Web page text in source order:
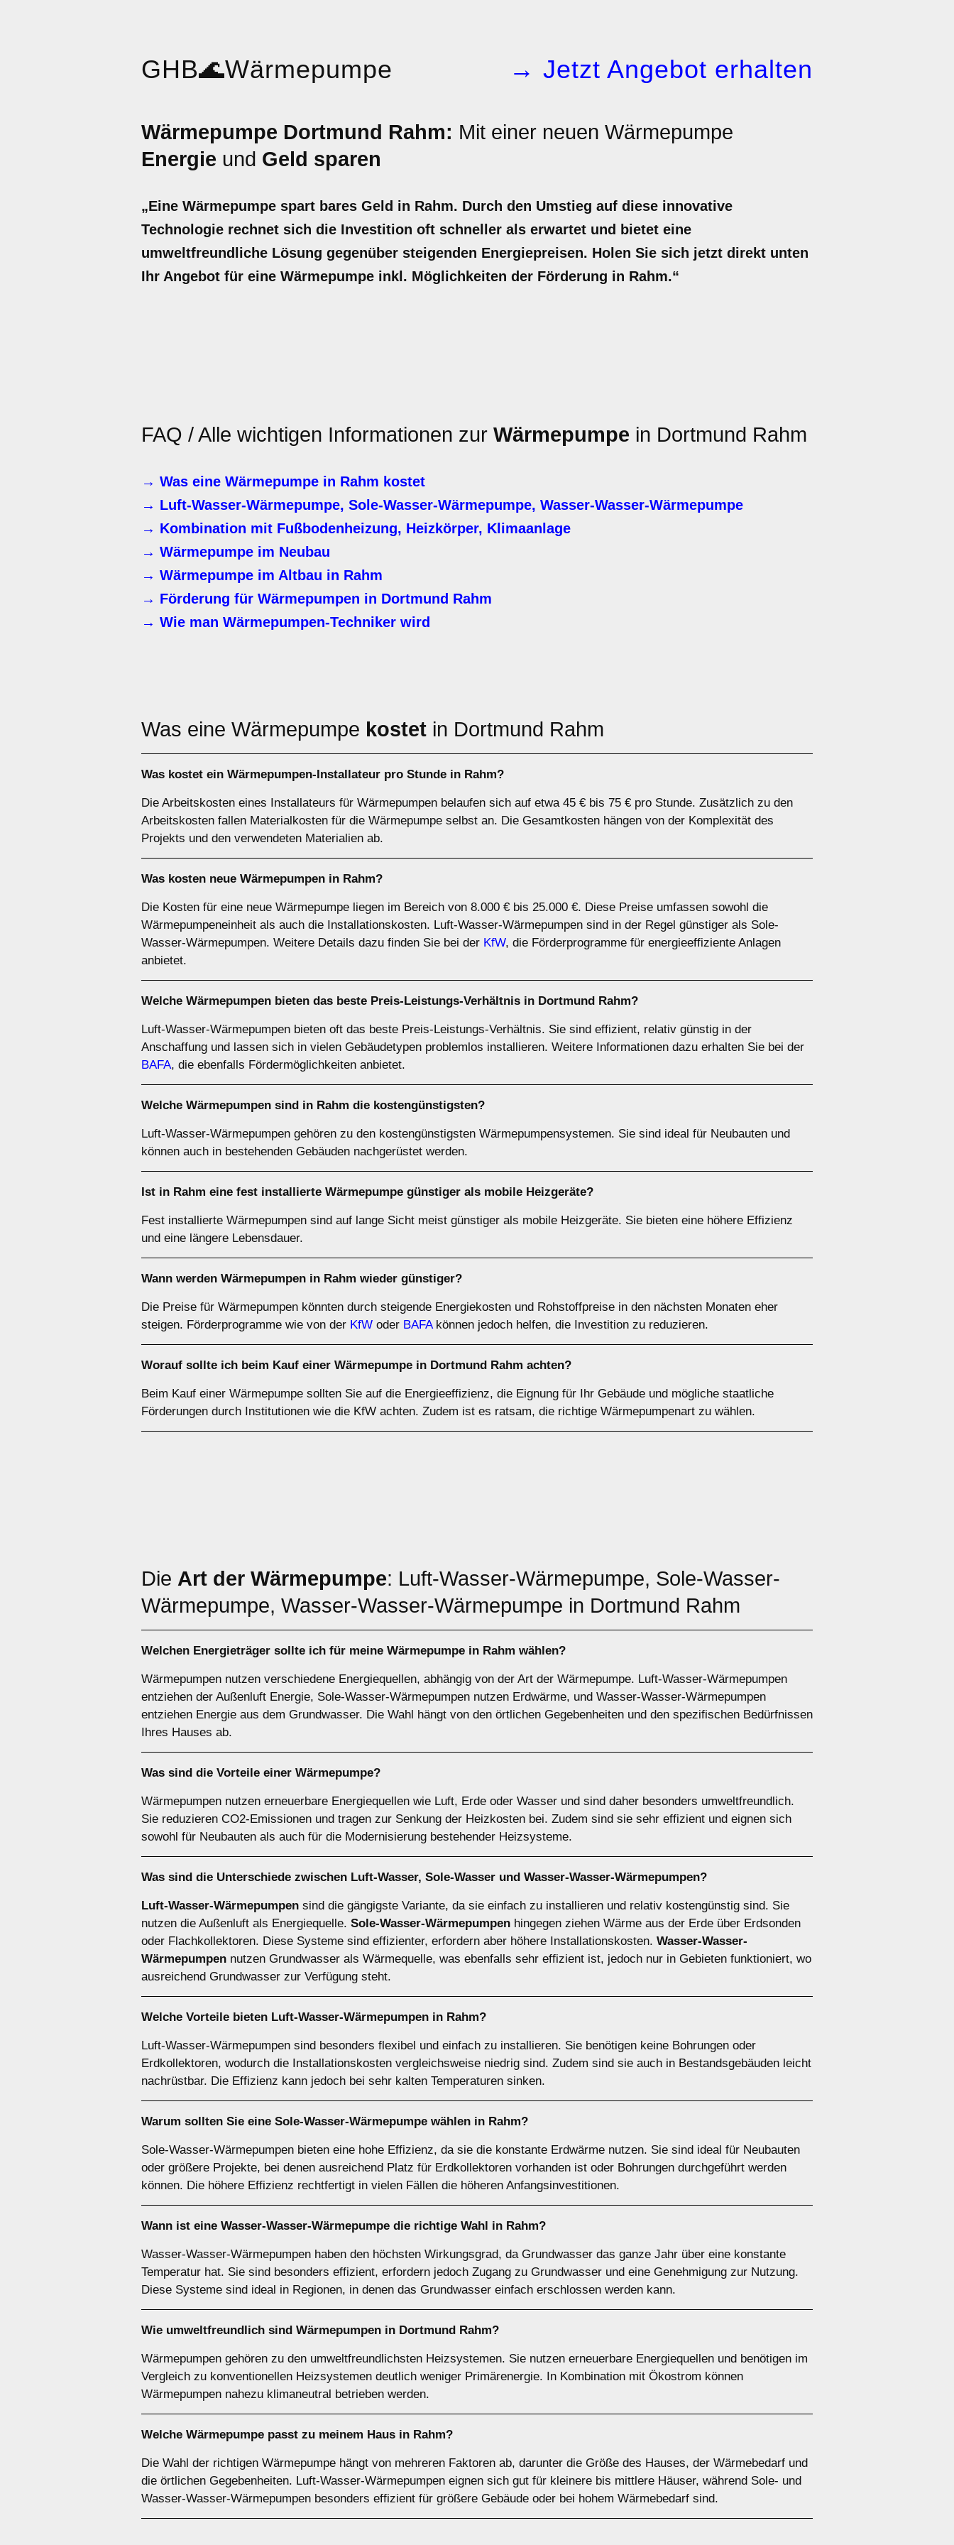
GHB🌊Wärmepumpe → Jetzt Angebot erhalten
Wärmepumpe Dortmund Rahm: Mit einer neuen Wärmepumpe
Energie und Geld sparen
„Eine Wärmepumpe spart bares Geld in Rahm. Durch den Umstieg auf diese innovative
Technologie rechnet sich die Investition oft schneller als erwartet und bietet eine
umweltfreundliche Lösung gegenüber steigenden Energiepreisen. Holen Sie sich jetzt direkt unten
Ihr Angebot für eine Wärmepumpe inkl. Möglichkeiten der Förderung in Rahm.“
FAQ / Alle wichtigen Informationen zur Wärmepumpe in Dortmund Rahm
→ Was eine Wärmepumpe in Rahm kostet
→ Luft-Wasser-Wärmepumpe, Sole-Wasser-Wärmepumpe, Wasser-Wasser-Wärmepumpe
→ Kombination mit Fußbodenheizung, Heizkörper, Klimaanlage
→ Wärmepumpe im Neubau
→ Wärmepumpe im Altbau in Rahm
→ Förderung für Wärmepumpen in Dortmund Rahm
→ Wie man Wärmepumpen-Techniker wird
Was eine Wärmepumpe kostet in Dortmund Rahm
Was kostet ein Wärmepumpen-Installateur pro Stunde in Rahm?
Die Arbeitskosten eines Installateurs für Wärmepumpen belaufen sich auf etwa 45 € bis 75 € pro Stunde. Zusätzlich zu den
Arbeitskosten fallen Materialkosten für die Wärmepumpe selbst an. Die Gesamtkosten hängen von der Komplexität des
Projekts und den verwendeten Materialien ab.
Was kosten neue Wärmepumpen in Rahm?
Die Kosten für eine neue Wärmepumpe liegen im Bereich von 8.000 € bis 25.000 €. Diese Preise umfassen sowohl die
Wärmepumpeneinheit als auch die Installationskosten. Luft-Wasser-Wärmepumpen sind in der Regel günstiger als Sole-
Wasser-Wärmepumpen. Weitere Details dazu finden Sie bei der KfW, die Förderprogramme für energieeffiziente Anlagen
anbietet.
Welche Wärmepumpen bieten das beste Preis-Leistungs-Verhältnis in Dortmund Rahm?
Luft-Wasser-Wärmepumpen bieten oft das beste Preis-Leistungs-Verhältnis. Sie sind effizient, relativ günstig in der
Anschaffung und lassen sich in vielen Gebäudetypen problemlos installieren. Weitere Informationen dazu erhalten Sie bei der
BAFA, die ebenfalls Fördermöglichkeiten anbietet.
Welche Wärmepumpen sind in Rahm die kostengünstigsten?
Luft-Wasser-Wärmepumpen gehören zu den kostengünstigsten Wärmepumpensystemen. Sie sind ideal für Neubauten und
können auch in bestehenden Gebäuden nachgerüstet werden.
Ist in Rahm eine fest installierte Wärmepumpe günstiger als mobile Heizgeräte?
Fest installierte Wärmepumpen sind auf lange Sicht meist günstiger als mobile Heizgeräte. Sie bieten eine höhere Effizienz
und eine längere Lebensdauer.
Wann werden Wärmepumpen in Rahm wieder günstiger?
Die Preise für Wärmepumpen könnten durch steigende Energiekosten und Rohstoffpreise in den nächsten Monaten eher
steigen. Förderprogramme wie von der KfW oder BAFAkönnen jedoch helfen, die Investition zu reduzieren.
Worauf sollte ich beim Kauf einer Wärmepumpe in Dortmund Rahm achten?
Beim Kauf einer Wärmepumpe sollten Sie auf die Energieeffizienz, die Eignung für Ihr Gebäude und mögliche staatliche
Förderungen durch Institutionen wie die KfW achten. Zudem ist es ratsam, die richtige Wärmepumpenart zu wählen.
Die Art der Wärmepumpe: Luft-Wasser-Wärmepumpe, Sole-Wasser-
Wärmepumpe, Wasser-Wasser-Wärmepumpe in Dortmund Rahm
Welchen Energieträger sollte ich für meine Wärmepumpe in Rahm wählen?
Wärmepumpen nutzen verschiedene Energiequellen, abhängig von der Art der Wärmepumpe. Luft-Wasser-Wärmepumpen
entziehen der Außenluft Energie, Sole-Wasser-Wärmepumpen nutzen Erdwärme, und Wasser-Wasser-Wärmepumpen
entziehen Energie aus dem Grundwasser. Die Wahl hängt von den örtlichen Gegebenheiten und den spezifischen Bedürfnissen
Ihres Hauses ab.
Was sind die Vorteile einer Wärmepumpe?
Wärmepumpen nutzen erneuerbare Energiequellen wie Luft, Erde oder Wasser und sind daher besonders umweltfreundlich.
Sie reduzieren CO2-Emissionen und tragen zur Senkung der Heizkosten bei. Zudem sind sie sehr effizient und eignen sich
sowohl für Neubauten als auch für die Modernisierung bestehender Heizsysteme.
Was sind die Unterschiede zwischen Luft-Wasser, Sole-Wasser und Wasser-Wasser-Wärmepumpen?
Luft-Wasser-Wärmepumpen sind die gängigste Variante, da sie einfach zu installieren und relativ kostengünstig sind. Sie
nutzen die Außenluft als Energiequelle. Sole-Wasser-Wärmepumpen hingegen ziehen Wärme aus der Erde über Erdsonden
oder Flachkollektoren. Diese Systeme sind effizienter, erfordern aber höhere Installationskosten. Wasser-Wasser-
Wärmepumpen nutzen Grundwasser als Wärmequelle, was ebenfalls sehr effizient ist, jedoch nur in Gebieten funktioniert, wo
ausreichend Grundwasser zur Verfügung steht.
Welche Vorteile bieten Luft-Wasser-Wärmepumpen in Rahm?
Luft-Wasser-Wärmepumpen sind besonders flexibel und einfach zu installieren. Sie benötigen keine Bohrungen oder
Erdkollektoren, wodurch die Installationskosten vergleichsweise niedrig sind. Zudem sind sie auch in Bestandsgebäuden leicht
nachrüstbar. Die Effizienz kann jedoch bei sehr kalten Temperaturen sinken.
Warum sollten Sie eine Sole-Wasser-Wärmepumpe wählen in Rahm?
Sole-Wasser-Wärmepumpen bieten eine hohe Effizienz, da sie die konstante Erdwärme nutzen. Sie sind ideal für Neubauten
oder größere Projekte, bei denen ausreichend Platz für Erdkollektoren vorhanden ist oder Bohrungen durchgeführt werden
können. Die höhere Effizienz rechtfertigt in vielen Fällen die höheren Anfangsinvestitionen.
Wann ist eine Wasser-Wasser-Wärmepumpe die richtige Wahl in Rahm?
Wasser-Wasser-Wärmepumpen haben den höchsten Wirkungsgrad, da Grundwasser das ganze Jahr über eine konstante
Temperatur hat. Sie sind besonders effizient, erfordern jedoch Zugang zu Grundwasser und eine Genehmigung zur Nutzung.
Diese Systeme sind ideal in Regionen, in denen das Grundwasser einfach erschlossen werden kann.
Wie umweltfreundlich sind Wärmepumpen in Dortmund Rahm?
Wärmepumpen gehören zu den umweltfreundlichsten Heizsystemen. Sie nutzen erneuerbare Energiequellen und benötigen im
Vergleich zu konventionellen Heizsystemen deutlich weniger Primärenergie. In Kombination mit Ökostrom können
Wärmepumpen nahezu klimaneutral betrieben werden.
Welche Wärmepumpe passt zu meinem Haus in Rahm?
Die Wahl der richtigen Wärmepumpe hängt von mehreren Faktoren ab, darunter die Größe des Hauses, der Wärmebedarf und
die örtlichen Gegebenheiten. Luft-Wasser-Wärmepumpen eignen sich gut für kleinere bis mittlere Häuser, während Sole- und
Wasser-Wasser-Wärmepumpen besonders effizient für größere Gebäude oder bei hohem Wärmebedarf sind.